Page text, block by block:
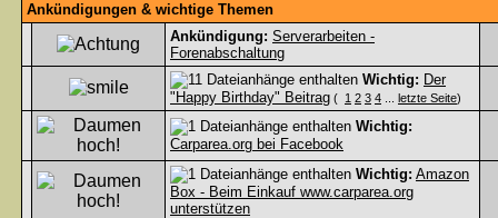
Ankündigungen & wichtige Themen
Ankündigung: Serverarbeiten -
Forenabschaltung
Wichtig: Der
"Happy Birthday" Beitrag ( 1 2 3 4 letzte Seite)
Wichtig:
Carparea.org bei Facebook
Wichtig: Amazon
Box - Beim Einkauf www.carparea.org
unterstützen